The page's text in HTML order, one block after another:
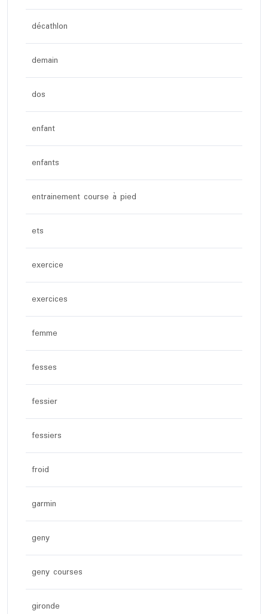
décathlon
demain
dos
enfant
enfants
entrainement course à pied
ets
exercice
exercices
femme
fesses
fessier
fessiers
froid
garmin
geny
geny courses
gironde